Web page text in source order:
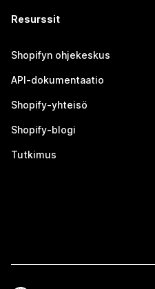
Resurssit
Shopifyn ohjekeskus
API-dokumentaatio
Shopify-yhteisö
Shopify-blogi
Tutkimus